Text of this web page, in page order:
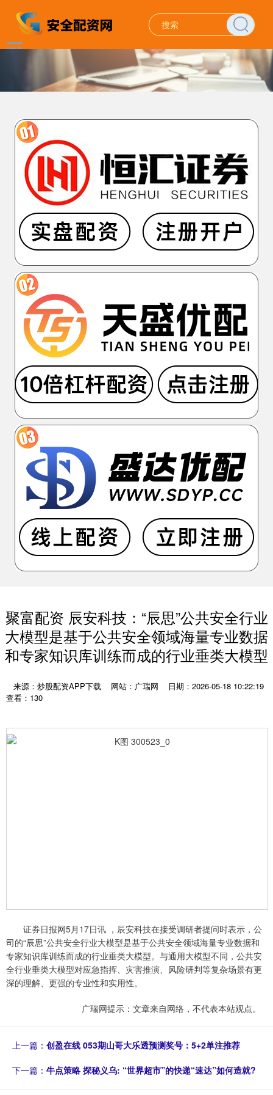
聚富配资 辰安科技：“辰思”公共安全行业
大模型是基于公共安全领域海量专业数据
和专家知识库训练而成的行业垂类大模型
来源：炒股配资APP下载 网站：广瑞网
日期：2026-05-18 10:22:19
查看：130
证券日报网5月17日讯 ，辰安科技在接受调研者提问时表示，公
司的“辰思”公共安全行业大模型是基于公共安全领域海量专业数据和
专家知识库训练而成的行业垂类大模型。与通用大模型不同，公共安
全行业垂类大模型对应急指挥、灾害推演、风险研判等复杂场景有更
深的理解、更强的专业性和实用性。
广瑞网提示：文章来自网络，不代表本站观点。
上一篇： 创盈在线 053期山哥大乐透预测奖号：5+2单注推荐
下一篇： 牛点策略 探秘义乌: “世界超市”的快递“速达”如何造就?